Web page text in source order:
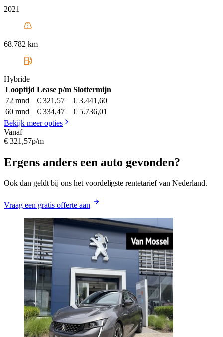
2021
68.782 km
Hybride
Looptijd Lease p/m Slottermijn
72 mnd
€ 321,57
€ 3.441,60
60 mnd
€ 334,47
€ 5.736,01
Bekijk meer opties
Vanaf
€ 321,57p/m
Ergens anders een auto gevonden?
Ook dan geldt bij ons het voordeligste rentetarief van Nederland.
Vraag een gratis offerte aan